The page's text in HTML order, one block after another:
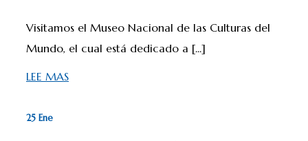
Visitamos el Museo Nacional de las Culturas del
Mundo, el cual está dedicado a [...]
LEE MAS
25 Ene